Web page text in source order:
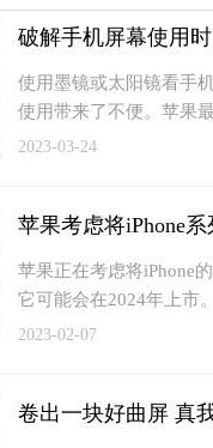
破解手机屏幕使用
使用墨镜或太阳镜看手
使用带来了不便。苹果
2023-03-24
苹果考虑将iPhone
苹果正在考虑将iPhone
它可能会在2024年上市
2023-02-07
卷出一块好曲屏 真